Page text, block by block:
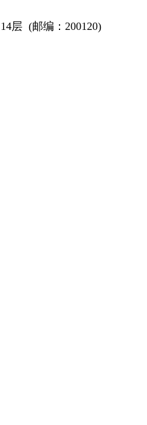
层 (邮编：200120)